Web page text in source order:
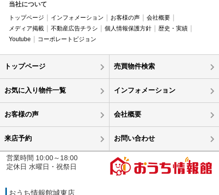
当社について
トップページ インフォメーション お客様の声
会社概要
メディア掲載
不動産広告チラシ 個人情報保護方針
歴史・実績
Youtube
コーポレートビジョン
トップページ 売買物件検索
お気に入り物件一覧 インフォメーション
お客様の声 会社概要
来店予約 お問い合わせ
営業時間 10:00～18:00
定休日 水曜日・祝祭日
おうち情報館城東店